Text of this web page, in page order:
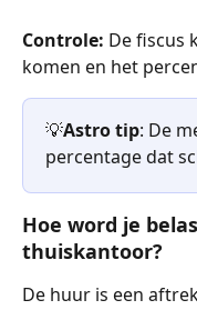
Controle: De fiscus
komen en het
💡Astro tip: De
percentage dat
Hoe word je
thuiskantoor?
De huur is een